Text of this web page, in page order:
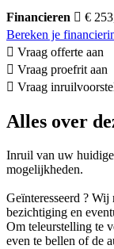
Financieren
€
Bereken je
Vraag offerte aan
Vraag proefrit aan
Vraag
Alles over
Inruil van uw
mogelijkheden.
Geïnteresseerd ? Wij
bezichtiging en
Om teleurstelling te
even te bellen of de